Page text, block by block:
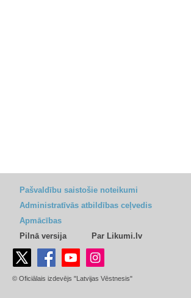
Pašvaldību saistošie noteikumi
Administratīvās atbildības ceļvedis
Apmācības
Pilnā versija
Par Likumi.lv
© Oficiālais izdevējs "Latvijas Vēstnesis"